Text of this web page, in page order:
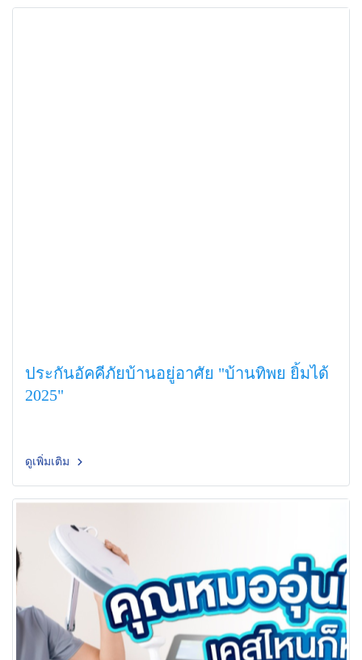
ประกันอัคคีภัยบ้านอยู่อาศัย "บ้านทิพย ยิ้มได้
2025"
ดูเพิ่มเติม